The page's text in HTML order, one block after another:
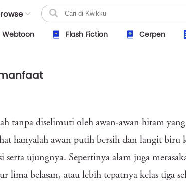
Webtoon Flash Fiction Cerpen
tanpa diselimuti oleh awan-awan hitam
hanyalah awan putih bersih dan langit biru
serta ujungnya. Sepertinya alam juga
lima belasan, atau lebih tepatnya kelas tiga